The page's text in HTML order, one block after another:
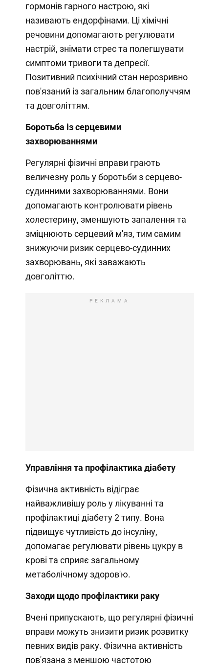
гормонів гарного настрою, які
називають ендорфінами. Ці хімічні
речовини допомагають регулювати
настрій, знімати стрес та полегшувати
симптоми тривоги та депресії.
Позитивний психічний стан нерозривно
пов'язаний із загальним благополуччям
та довголіттям.
Боротьба із серцевими
захворюваннями
Регулярні фізичні вправи грають
величезну роль у боротьби з серцево-
судинними захворюваннями. Вони
допомагають контролювати рівень
холестерину, зменшують запалення та
зміцнюють серцевий м'яз, тим самим
знижуючи ризик серцево-судинних
захворювань, які заважають
довголіттю.
РЕКЛАМА
Управління та профілактика діабету
Фізична активність відіграє
найважливішу роль у лікуванні та
профілактиці діабету 2 типу. Вона
підвищує чутливість до інсуліну,
допомагає регулювати рівень цукру в
крові та сприяє загальному
метаболічному здоров'ю.
Заходи щодо профілактики раку
Вчені припускають, що регулярні фізичні
вправи можуть знизити ризик розвитку
певних видів раку. Фізична активність
пов'язана з меншою частотою